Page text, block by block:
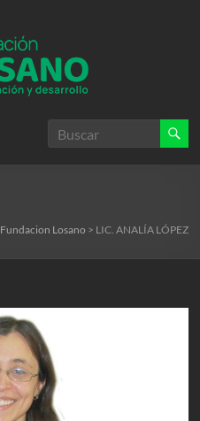
Fundacion Losano > LIC. ANALÍA LÓPEZ